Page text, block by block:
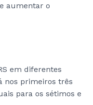
aumentar o
em diferentes
nos primeiros três
para os sétimos e